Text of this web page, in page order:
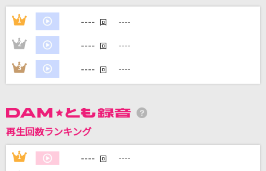
[生音]悪魔の子
ヒグチアイ
絶頂讃歌
和ぬか
キタニタツヤ
1/3の純情な感情
SIAM SHADE
1 ---- 回 ----
2 ---- 回 ----
3 ---- 回 ----
再生回数ランキング
1 ---- 回 ----